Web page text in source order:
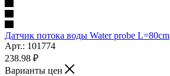
Датчик потока воды Water probe L=80cm
Арт.: 101774
238.98 ₽
Варианты цен